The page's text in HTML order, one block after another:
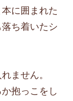
に囲まれた
ち着いたシ
ません。
抱っこをし